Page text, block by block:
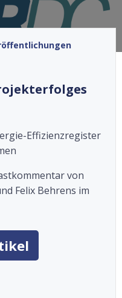
Effizienzregister
von
Felix Behrens im